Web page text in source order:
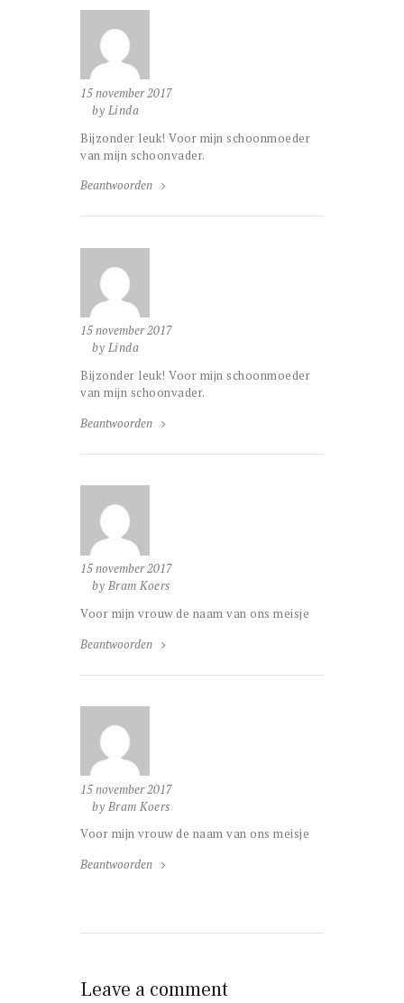
15 november 2017
by Linda
Bijzonder leuk! Voor mijn schoonmoeder
van mijn schoonvader.
Beantwoorden
15 november 2017
by Linda
Bijzonder leuk! Voor mijn schoonmoeder
van mijn schoonvader.
Beantwoorden
15 november 2017
by Bram Koers
Voor mijn vrouw de naam van ons meisje
Beantwoorden
15 november 2017
by Bram Koers
Voor mijn vrouw de naam van ons meisje
Beantwoorden
Leave a comment